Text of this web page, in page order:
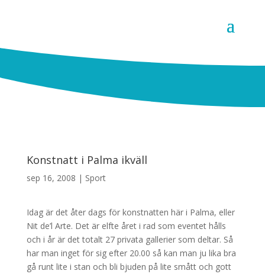
Konstnatt i Palma ikväll
sep 16, 2008 | Sport
Idag är det åter dags för konstnatten här i Palma, eller
Nit de’l Arte. Det är elfte året i rad som eventet hålls
och i år är det totalt 27 privata gallerier som deltar. Så
har man inget för sig efter 20.00 så kan man ju lika bra
gå runt lite i stan och bli bjuden på lite smått och gott